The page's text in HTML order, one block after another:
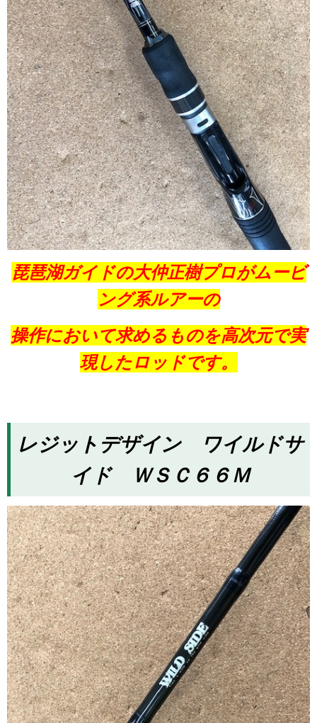
琵琶湖ガイドの大仲正樹プロがムービ
ング系ルアーの
操作において求めるものを高次元で実
現したロッドです。
レジットデザイン ワイルドサ
イド ＷＳＣ６６Ｍ